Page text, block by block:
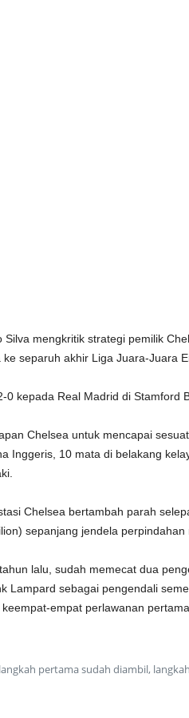
Silva mengkritik strategi pemilik
separuh akhir Liga Juara-Juara
0 kepada Real Madrid di Stamford
Chelsea untuk mencapai
Inggeris, 10 mata di belakang
Chelsea bertambah parah
sepanjang jendela perpindahan
lalu, sudah memecat dua
Lampard sebagai pengendali
empat perlawanan
langkah pertama sudah diambil,